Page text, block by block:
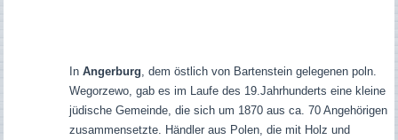
In Angerburg , dem östlich von Bartenstein gelegenen poln.
Wegorzewo, gab es im Laufe des 19.Jahrhunderts eine kleine
jüdische Gemeinde, die sich um 1870 aus ca. 70 Angehörigen
zusammensetzte. Händler aus Polen, die mit Holz und